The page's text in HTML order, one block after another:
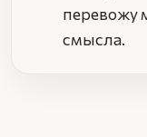
перевожу
смысла.